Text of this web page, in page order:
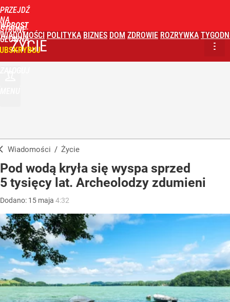
PRZEJDŹ
NA
STRONĘ
GŁÓWNĄ
WPROST
WIADOMOŚCI POLITYKA BIZNES DOM ZDROWIE ROZRYWKA
ŻYCIE
Wiadomości / Życie
Pod wodą kryła się wyspa sprzed
5 tysięcy lat. Archeolodzy zdumieni
Dodano: 15 maja 4:32